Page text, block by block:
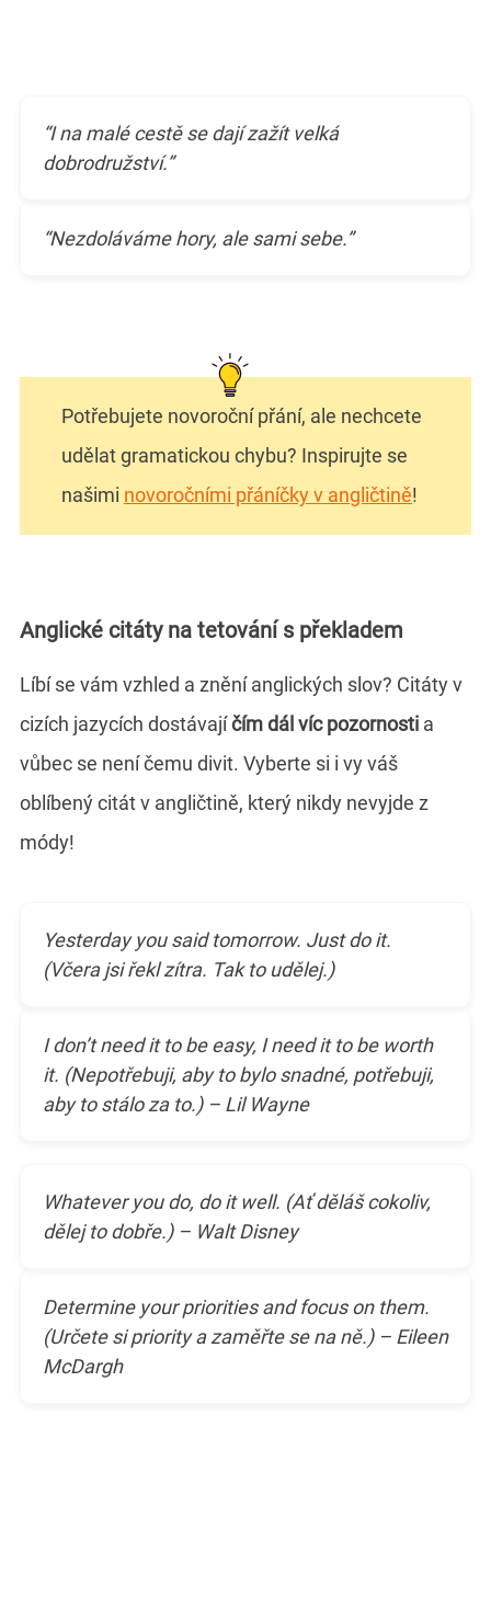
“I na malé cestě se dají zažít velká
dobrodružství.”
“Nezdoláváme hory, ale sami sebe.”
Potřebujete novoroční přání, ale nechcete
udělat gramatickou chybu? Inspirujte se
našimi novoročními přáníčky v angličtině!
Anglické citáty na tetování s překladem
Líbí se vám vzhled a znění anglických slov? Citáty v
cizích jazycích dostávajíčím dál víc pozornosti a
vůbec se není čemu divit. Vyberte si i vy váš
oblíbený citát v angličtině, který nikdy nevyjde z
módy!
Yesterday you said tomorrow. Just do it.
(Včera jsi řekl zítra. Tak to udělej.)
I don’t need it to be easy, I need it to be worth
it. (Nepotřebuji, aby to bylo snadné, potřebuji,
aby to stálo za to.) – Lil Wayne
Whatever you do, do it well. (Ať děláš cokoliv,
dělej to dobře.) – Walt Disney
Determine your priorities and focus on them.
(Určete si priority a zaměřte se na ně.) – Eileen
McDargh